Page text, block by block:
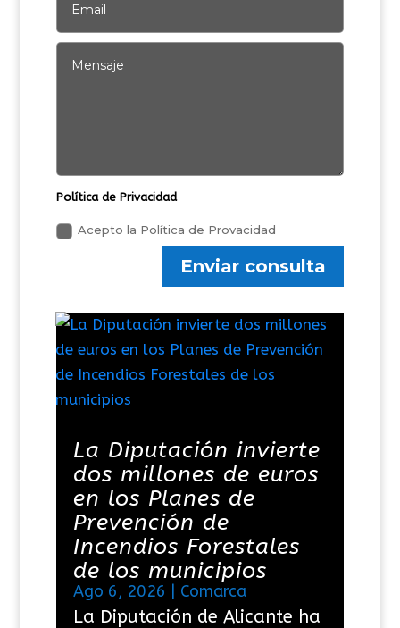
Política de Privacidad
Acepto la Política de Provacidad
Enviar consulta
La Diputación invierte
dos millones de euros
en los Planes de
Prevención de
Incendios Forestales
de los municipios
Ago 6, 2026 | Comarca
La Diputación de Alicante ha